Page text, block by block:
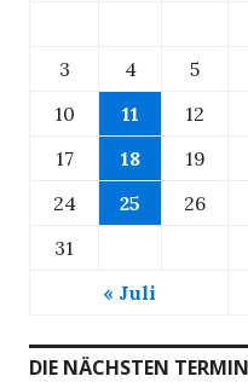
3
4 5
10
11 12
17
18 19
24
25 26
31
« Juli
DIE NÄCHSTEN